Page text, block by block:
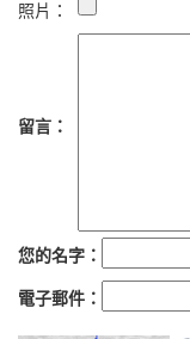
照片：
留言：
您的名字：
電子郵件：